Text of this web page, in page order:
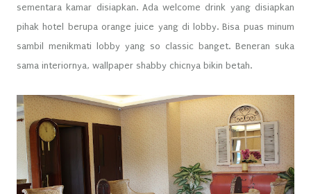
sementara kamar disiapkan. Ada welcome drink yang disiapkan
pihak hotel berupa orange juice yang di lobby. Bisa puas minum
sambil menikmati lobby yang so classic banget. Beneran suka
sama interiornya, wallpaper shabby chicnya bikin betah.